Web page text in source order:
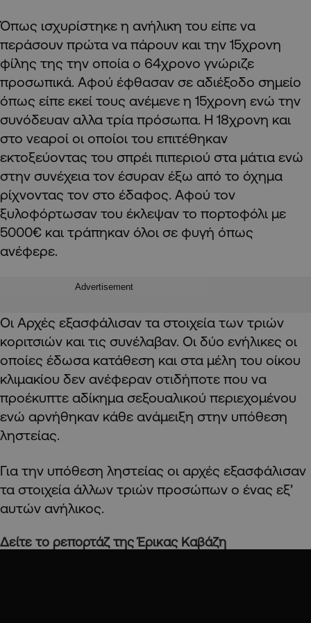
Όπως ισχυρίστηκε η ανήλικη του είπε να
περάσουν πρώτα να πάρουν και την 15χρονη
φίλης της την οποία ο 64χρονο γνώριζε
προσωπικά. Αφού έφθασαν σε αδιέξοδο σημείο
όπως είπε εκεί τους ανέμενε η 15χρονη ενώ την
συνόδευαν αλλα τρία πρόσωπα. Η 18χρονη και
στο νεαροί οι οποίοι του επιτέθηκαν
εκτοξεύοντας του σπρέι πιπεριού στα μάτια ενώ
στην συνέχεια τον έσυραν έξω από το όχημα
ρίχνοντας τον στο έδαφος. Αφού τον
ξυλοφόρτωσαν του έκλεψαν το πορτοφόλι με
5000€ και τράπηκαν όλοι σε φυγή όπως
ανέφερε.
Advertisement
Οι Αρχές εξασφάλισαν τα στοιχεία των τριών
κοριτσιών και τις συνέλαβαν. Οι δύο ενήλικες οι
οποίες έδωσα κατάθεση και στα μέλη του οίκου
κλιμακίου δεν ανέφεραν οτιδήποτε που να
προέκυπτε αδίκημα σεξουαλικού περιεχομένου
ενώ αρνήθηκαν κάθε ανάμειξη στην υπόθεση
ληστείας.
Για την υπόθεση ληστείας οι αρχές εξασφάλισαν
τα στοιχεία άλλων τριών προσώπων ο ένας εξ’
αυτών ανήλικος.
Δείτε το ρεπορτάζ της Έρικας Καβάζη